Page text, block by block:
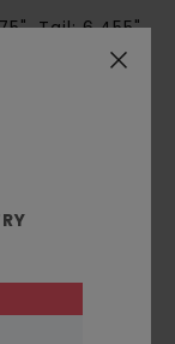
Tail: 6,455",
Fabrik